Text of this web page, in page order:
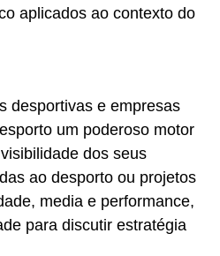
aplicados ao contexto do
desportivas e empresas
um poderoso motor
dos seus
ao desporto ou projetos
media e performance,
para discutir estratégia